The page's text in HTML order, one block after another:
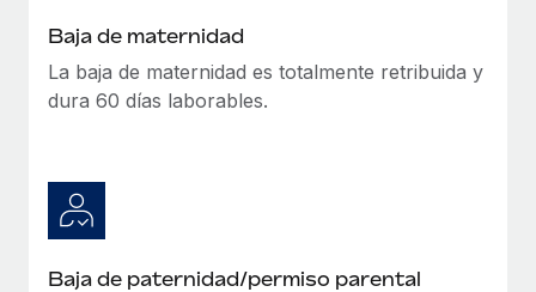
Baja de maternidad
La baja de maternidad es totalmente retribuida y
dura 60 días laborables.
Baja de paternidad/permiso parental